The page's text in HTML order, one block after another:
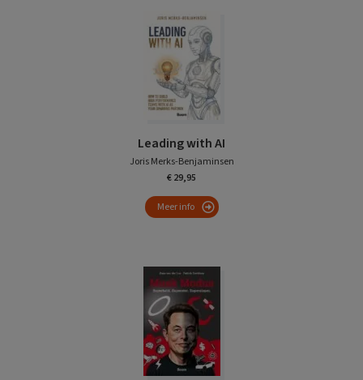
Leading with AI
Joris Merks-Benjaminsen
€ 29,95
Meer info